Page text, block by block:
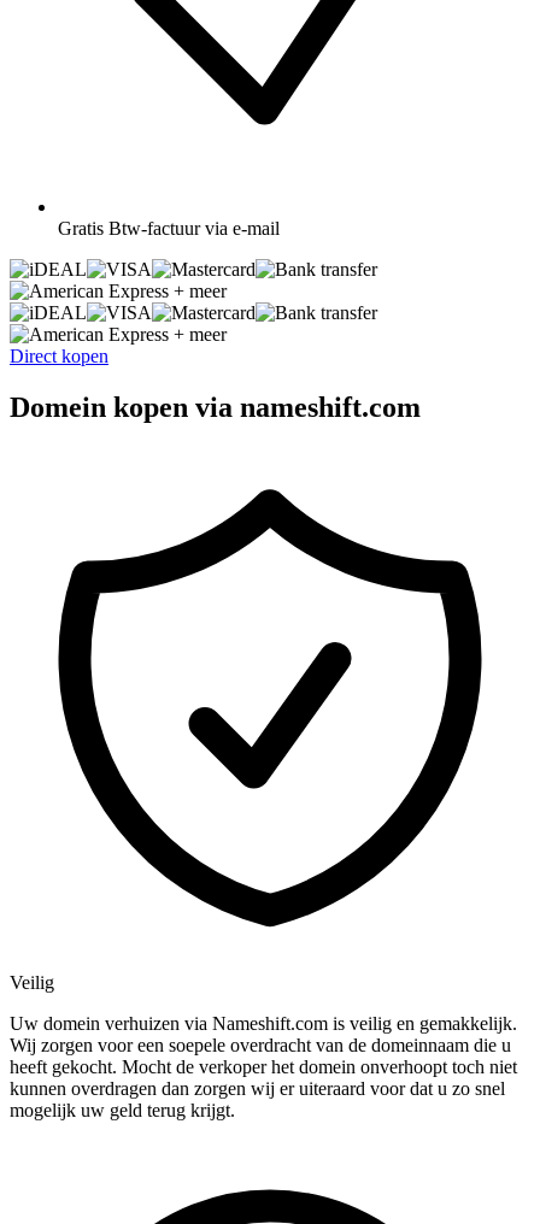
Gratis Btw-factuur via e-mail
+ meer
+ meer
Direct kopen
Domein kopen via nameshift.com
Veilig
Uw domein verhuizen via Nameshift.com is veilig en gemakkelijk.
Wij zorgen voor een soepele overdracht van de domeinnaam die u
heeft gekocht. Mocht de verkoper het domein onverhoopt toch niet
kunnen overdragen dan zorgen wij er uiteraard voor dat u zo snel
mogelijk uw geld terug krijgt.